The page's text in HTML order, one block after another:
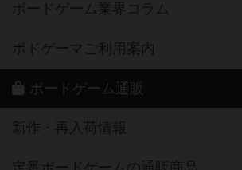
ボードゲーム業界コラム
ボドゲーマご利用案内
ボードゲーム通販
新作・再入荷情報